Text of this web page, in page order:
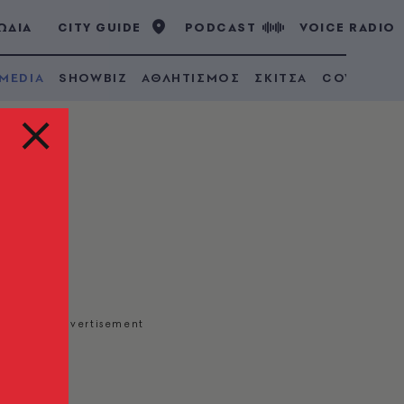
CITY GUIDE PODCAST VOICE RADIO
SHOWBIZ ΑΘΛΗΤΙΣΜΟΣ ΣΚΙΤΣΑ COVID 19